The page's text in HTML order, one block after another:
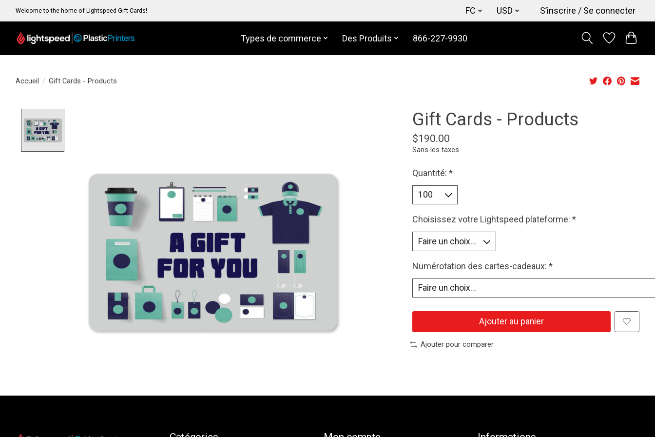
Welcome to the home of Lightspeed Gift Cards! FC USD S’inscrire / Se connecter
Types de commerce Des Produits 866-227-9930
Accueil / Gift Cards - Products
Gift Cards - Products
$190.00
Sans les taxes
Quantité: *
Choisissez votre Lightspeed plateforme: *
Numérotation des cartes-cadeaux: *
Ajouter au panier
Ajouter pour comparer